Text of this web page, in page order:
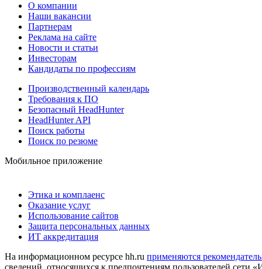
О компании
Наши вакансии
Партнерам
Реклама на сайте
Новости и статьи
Инвесторам
Кандидаты по профессиям
Производственный календарь
Требования к ПО
Безопасный HeadHunter
HeadHunter API
Поиск работы
Поиск по резюме
Мобильное приложение
Этика и комплаенс
Оказание услуг
Использование сайтов
Защита персональных данных
ИТ аккредитация
На информационном ресурсе hh.ru применяются